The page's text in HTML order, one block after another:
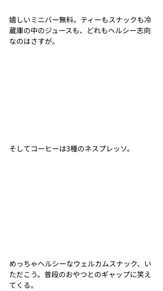
嬉しいミニバー無料。ティーもスナックも冷
蔵庫の中のジュースも、どれもヘルシー志向
なのはさすが。
そしてコーヒーは3種のネスプレッソ。
めっちゃヘルシーなウェルカムスナック、い
ただこう。普段のおやつとのギャップに笑え
てくる。